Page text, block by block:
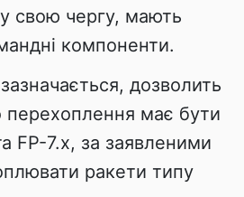
свою чергу, мають
компоненти.
дозволить
перехоплення має бути
FP-7.x, за заявленими
ракети типу